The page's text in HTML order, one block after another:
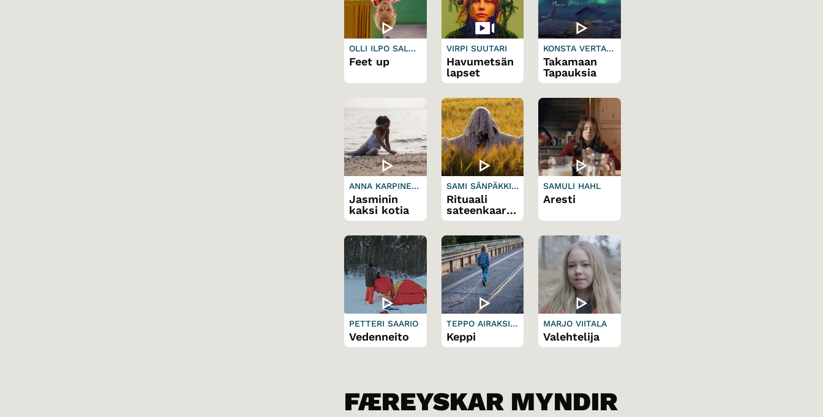
OLLI ILPO SALON
EN
Feet up
VIRPI SUUTARI
Havumetsän
lapset
KONSTA VERTA &
LAURI KETONEN
Takamaan
Tapauksia
ANNA KARPINEN
& INKA ACHTÉ
Jasminin
kaksi kotia
SAMI SÄNPÄKKIL
Ä
Rituaali
sateenkaarel
le
SAMULI HAHL
Aresti
PETTERI SAARIO
Vedenneito
TEPPO AIRAKSIN
EN
Keppi
MARJO VIITALA
Valehtelija
FÆREYSKAR MYNDIR